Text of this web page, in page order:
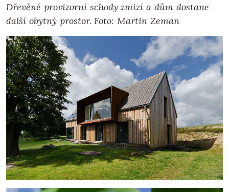
Dřevěné provizorní schody zmizí a dům dostane
další obytný prostor. Foto: Martin Zeman